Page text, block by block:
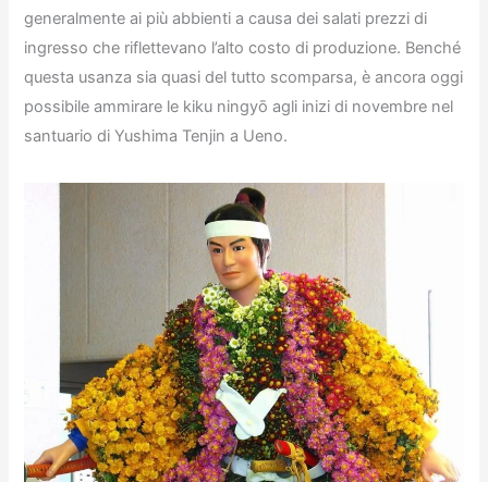
generalmente ai più abbienti a causa dei salati prezzi di
ingresso che riflettevano l’alto costo di produzione. Benché
questa usanza sia quasi del tutto scomparsa, è ancora oggi
possibile ammirare le kiku ningyō agli inizi di novembre nel
santuario di Yushima Tenjin a Ueno.